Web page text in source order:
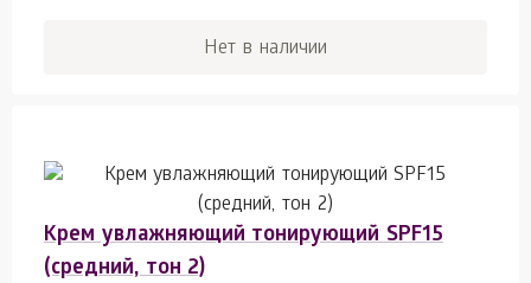
Нет в наличии
Крем увлажняющий тонирующий SPF15
(средний, тон 2)